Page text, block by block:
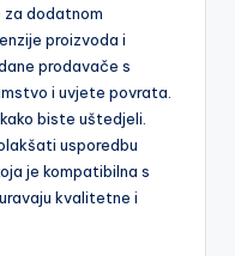
dodatnom
proizvoda i
prodavače s
i uvjete povrata.
biste uštedjeli.
usporedbu
je kompatibilna s
kvalitetne i